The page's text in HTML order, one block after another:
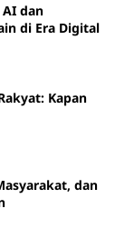
dan
di Era Digital
Kapan
dan